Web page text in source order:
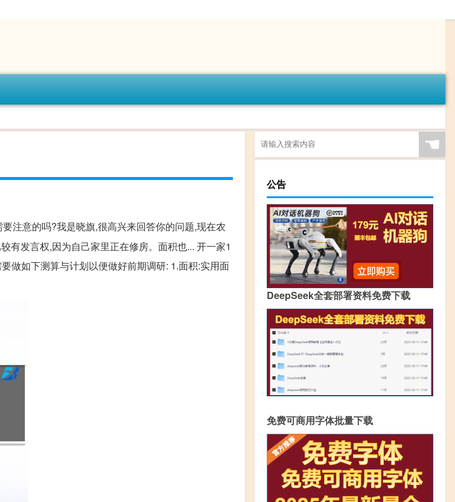
要注意的吗?我是晓旗,很高兴来回答你的问题,现在农
有发言权,因为自己家里正在修房。面积也... 开一家1
做如下测算与计划以便做好前期调研: 1.面积:实用面
☚
公告
DeepSeek全套部署资料免费下载
免费可商用字体批量下载